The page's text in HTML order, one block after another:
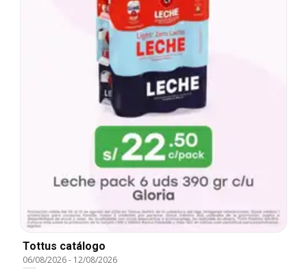
Tottus catálogo
06/08/2026- 12/08/2026